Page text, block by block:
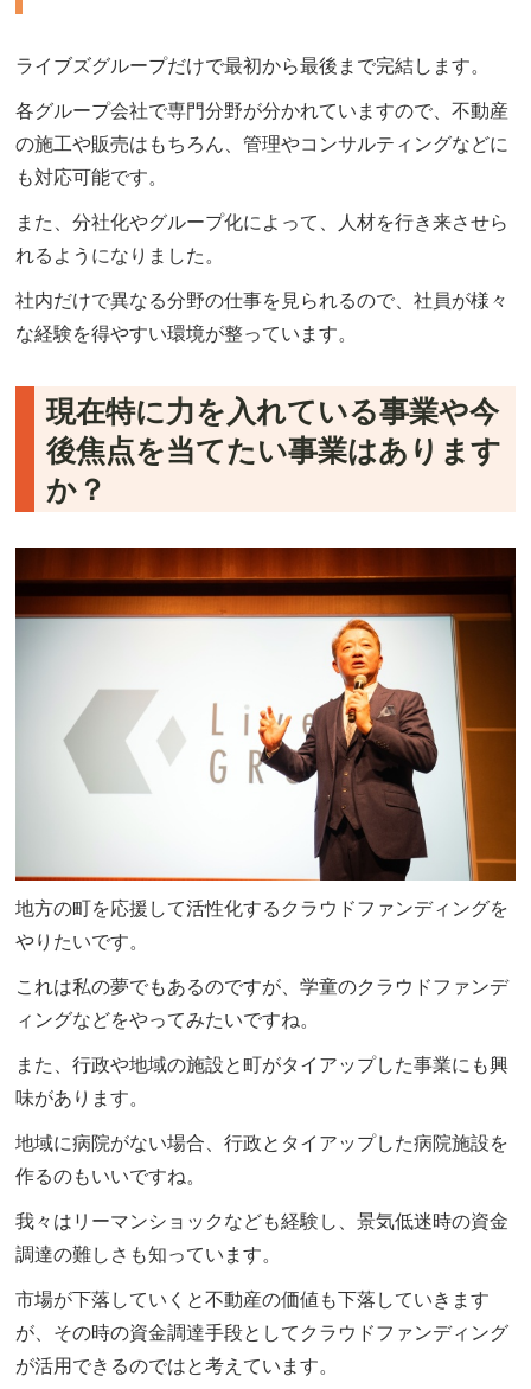
ライブズグループだけで最初から最後まで完結します。
各グループ会社で専門分野が分かれていますので、不動産
の施工や販売はもちろん、管理やコンサルティングなどに
も対応可能です。
また、分社化やグループ化によって、人材を行き来させら
れるようになりました。
社内だけで異なる分野の仕事を見られるので、社員が様々
な経験を得やすい環境が整っています。
現在特に力を入れている事業や今
後焦点を当てたい事業はあります
か？
地方の町を応援して活性化するクラウドファンディングを
やりたいです。
これは私の夢でもあるのですが、学童のクラウドファンデ
ィングなどをやってみたいですね。
また、行政や地域の施設と町がタイアップした事業にも興
味があります。
地域に病院がない場合、行政とタイアップした病院施設を
作るのもいいですね。
我々はリーマンショックなども経験し、景気低迷時の資金
調達の難しさも知っています。
市場が下落していくと不動産の価値も下落していきます
が、その時の資金調達手段としてクラウドファンディング
が活用できるのではと考えています。